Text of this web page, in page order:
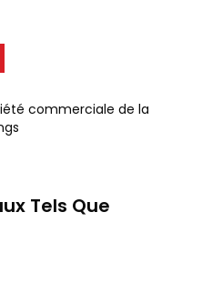
Tels Que